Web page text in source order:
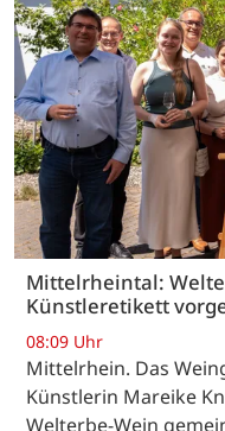
Mittelrheintal:
Künstleretikett
08:09 Uhr
Mittelrhein. Das
Künstlerin Mareike
Welterbe-Wein